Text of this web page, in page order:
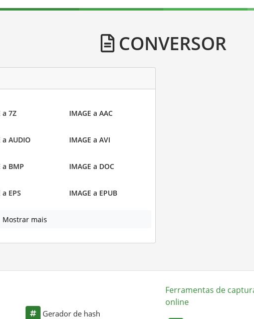
CONVERSOR
a 7Z IMAGE a AAC
a AUDIO IMAGE a AVI
a BMP IMAGE a DOC
a EPS IMAGE a EPUB
Mostrar mais
Gerador de hash
Ferramentas de
online